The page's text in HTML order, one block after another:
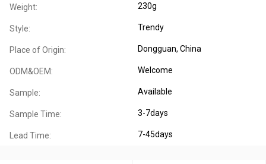
Weight: 230g
Style: Trendy
Place of Origin: Dongguan, China
ODM&OEM: Welcome
Sample: Available
Sample Time: 3-7days
Lead Time: 7-45days